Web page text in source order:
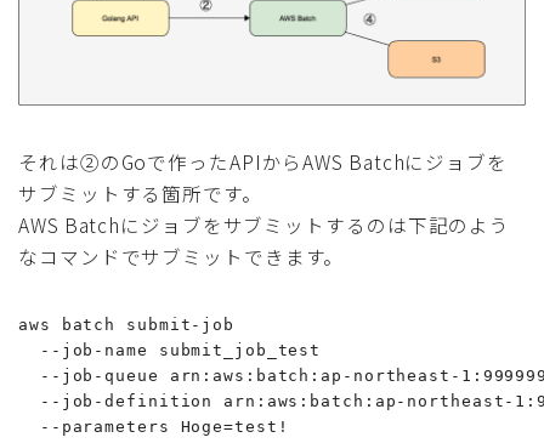
それは②のGoで作ったAPIからAWS Batchにジョブを
サブミットする箇所です。
AWS Batchにジョブをサブミットするのは下記のよう
なコマンドでサブミットできます。
aws batch submit-job
  --job-name submit_job_test
--job-queue arn:aws:batch:ap-northeast-
--job-definition arn:aws:batch:ap-northeast-
  --parameters Hoge=test!